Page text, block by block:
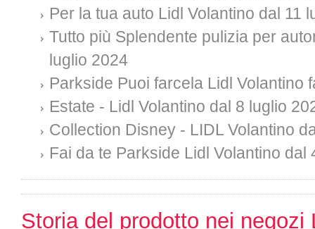
Per la tua auto Lidl Volantino dal 11
Tutto più Splendente pulizia per
luglio 2024
Parkside Puoi farcela Lidl Volantino
Estate - Lidl Volantino dal 8 luglio
Collection Disney - LIDL Volantino
Fai da te Parkside Lidl Volantino dal
Storia del prodotto nei negozi